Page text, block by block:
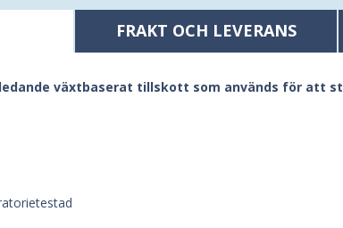
FRAKT OCH LEVERANS
växtbaserat tillskott som används för att